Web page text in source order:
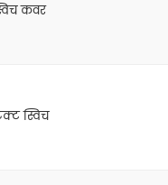
कवर
स्विच